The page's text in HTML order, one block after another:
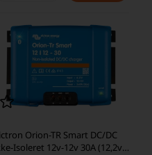
Orion-TR Smart DC/DC
Isoleret 12v-12v 30A (12,2v